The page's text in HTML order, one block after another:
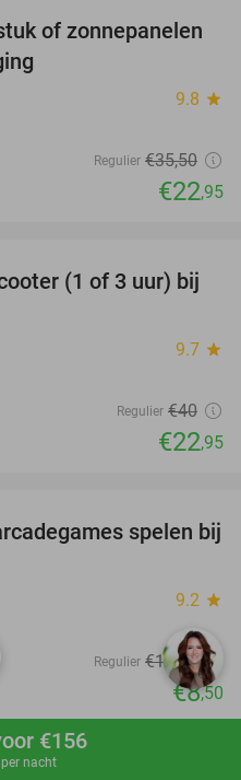
nu €156
nacht
35%
of zonnepanelen
9.8 star
Regulier €35,50
€22,95
43%
(1 of 3 uur) bij
9.7 star
Regulier €40
€22,95
46%
spelen bij
9.2 star
Regulier €15,75
€8,50
favorite_border